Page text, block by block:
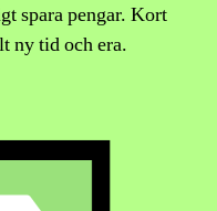
spara pengar. Kort
ny tid och era.